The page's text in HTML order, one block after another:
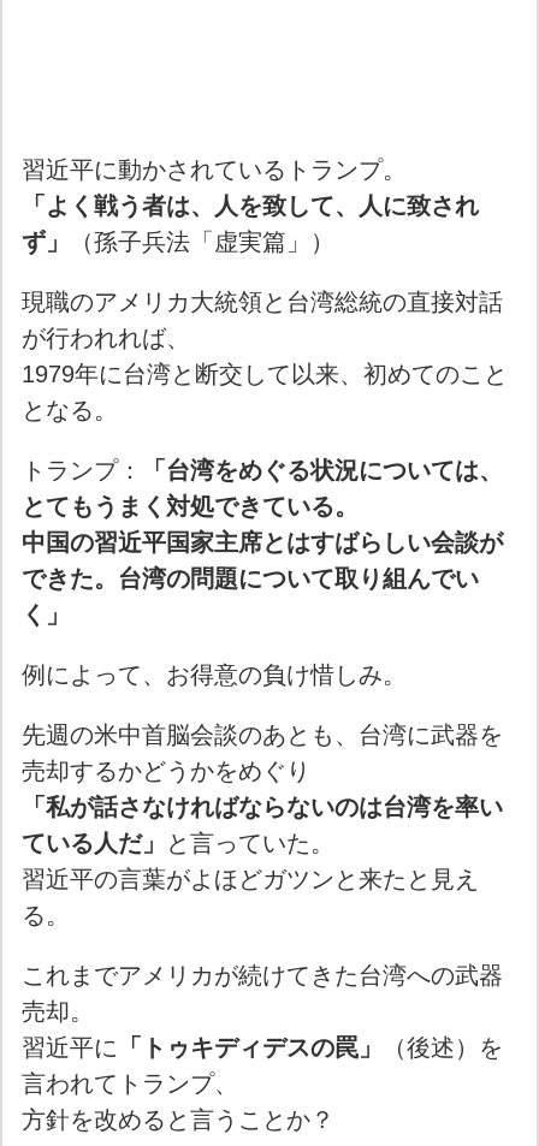
習近平に動かされているトランプ。
「よく戦う者は、人を致して、人に致され
ず」
（孫子兵法「虚実篇」）
現職のアメリカ大統領と台湾総統の直接対話
が行われれば、
1979年に台湾と断交して以来、初めてのこと
となる。
トランプ：
「台湾をめぐる状況については、
とてもうまく対処できている。
中国の習近平国家主席とはすばらしい会談が
できた。台湾の問題について取り組んでい
く」
例によって、お得意の負け惜しみ。
先週の米中首脳会談のあとも、台湾に武器を
売却するかどうかをめぐり
「私が話さなければならないのは台湾を率い
ている人だ」
と言っていた。
習近平の言葉がよほどガツンと来たと見え
る。
これまでアメリカが続けてきた台湾への武器
売却。
習近平に
「トゥキディデスの罠」
（後述）を
言われてトランプ、
方針を改めると言うことか？